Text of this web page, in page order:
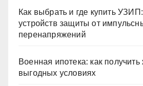
Как выбрать и где купить
устройств защиты от
перенапряжений
Военная ипотека: как
выгодных условиях